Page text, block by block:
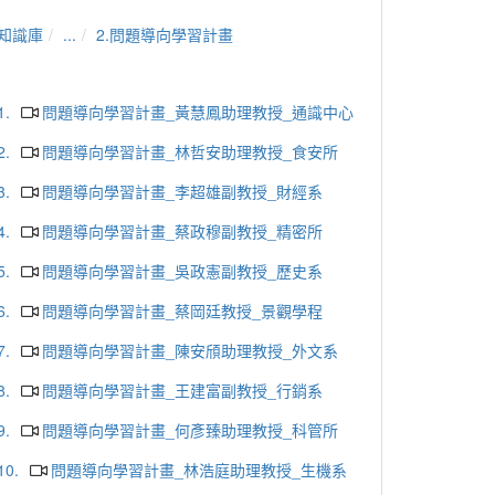
識庫 ... 2.問題導向學習計畫
問題導向學習計畫_黃慧鳳助理教授_通識中心
問題導向學習計畫_林哲安助理教授_食安所
問題導向學習計畫_李超雄副教授_財經系
問題導向學習計畫_蔡政穆副教授_精密所
問題導向學習計畫_吳政憲副教授_歷史系
問題導向學習計畫_蔡岡廷教授_景觀學程
問題導向學習計畫_陳安頎助理教授_外文系
問題導向學習計畫_王建富副教授_行銷系
問題導向學習計畫_何彥臻助理教授_科管所
問題導向學習計畫_林浩庭助理教授_生機系